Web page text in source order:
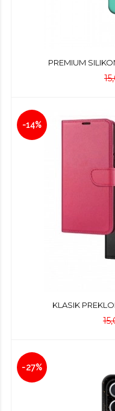
PREMIUM
-14%
KLASIK
-27%